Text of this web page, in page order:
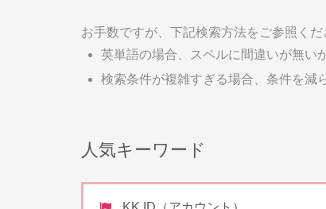
お手数ですが、下記検索方法をご参照くだ
英単語の場合、スペルに間違いが無い
検索条件が複雑すぎる場合、条件を減
人気キーワード